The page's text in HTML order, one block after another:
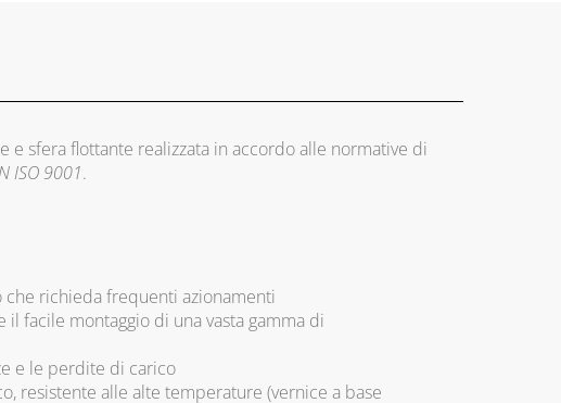
e sfera flottante realizzata in accordo alle normative di
ISO 9001.
richieda frequenti azionamenti
il facile montaggio di una vasta gamma di
e le perdite di carico
resistente alle alte temperature (vernice a base